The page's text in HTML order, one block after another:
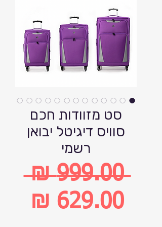
סט מזוודות חכם
סוויס דיגיטל יבואן
רשמי
‏999.00 ‏₪
מחיר‏629.00 ‏₪